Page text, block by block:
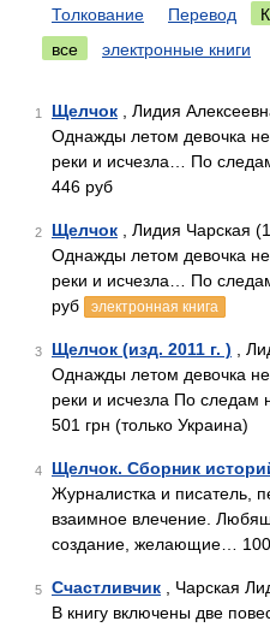
Толкование Перевод
все
электронные книги
1 Щелчок , Лидия
Однажды летом девочка
реки и исчезла… По
446 руб
2 Щелчок , Лидия Чарская
Однажды летом девочка
реки и исчезла… По
руб
электронная книга
3 Щелчок (изд. 2011 г. ) ,
Однажды летом девочка
реки и исчезла По следам
501 грн (только Украина)
4 Щелчок. Сборник
Журналистка и писатель,
взаимное влечение.
создание, желающие…
5 Счастливчик , Чарская
В книгу включены две